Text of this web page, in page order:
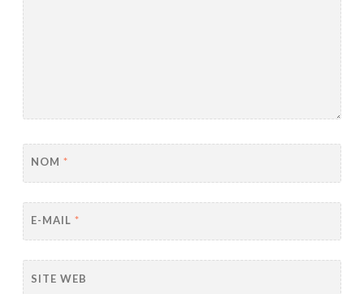
NOM *
E-MAIL *
SITE WEB